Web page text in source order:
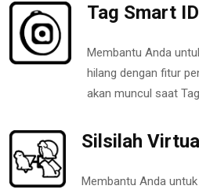
Tag Smart ID
Membantu Anda
hilang dengan fitur
akan muncul saat
Silsilah
Membantu Anda